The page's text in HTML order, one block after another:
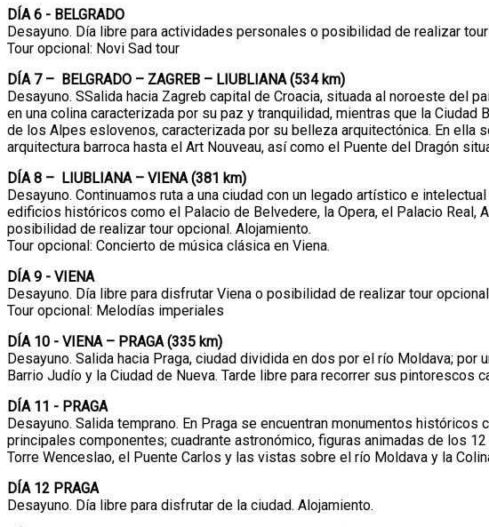
DÍA 6 - BELGRADO
Desayuno. Día libre para actividades personales o posibilidad de realizar
Tour opcional: Novi Sad tour
DÍA 7 – BELGRADO – ZAGREB – LIUBLIANA (534 km)
Desayuno. SSalida hacia Zagreb capital de Croacia, situada al noroeste del
en una colina caracterizada por su paz y tranquilidad, mientras que la
de los Alpes eslovenos, caracterizada por su belleza arquitectónica. En
arquitectura barroca hasta el Art Nouveau, así como el Puente del Dragón
DÍA 8 – LIUBLIANA – VIENA (381 km)
Desayuno. Continuamos ruta a una ciudad con un legado artístico e
edificios históricos como el Palacio de Belvedere, la Opera, el Palacio Real,
posibilidad de realizar tour opcional. Alojamiento.
Tour opcional: Concierto de música clásica en Viena.
DÍA 9 - VIENA
Desayuno. Día libre para disfrutar Viena o posibilidad de realizar tour
Tour opcional: Melodías imperiales
DÍA 10 - VIENA – PRAGA (335 km)
Desayuno. Salida hacia Praga, ciudad dividida en dos por el río Moldava;
Barrio Judío y la Ciudad de Nueva. Tarde libre para recorrer sus pintorescos
DÍA 11 - PRAGA
Desayuno. Salida temprano. En Praga se encuentran monumentos
principales componentes; cuadrante astronómico, figuras animadas de los
Torre Wenceslao, el Puente Carlos y las vistas sobre el río Moldava y la
DÍA 12 PRAGA
Desayuno. Día libre para disfrutar de la ciudad. Alojamiento.